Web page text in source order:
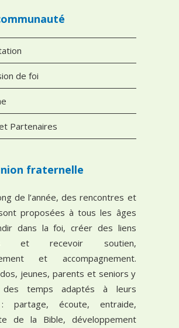
de foi
Partenaires
fraternelle
de l’année, des rencontres et
proposées à tous les âges
dans la foi, créer des liens
et recevoir soutien,
et accompagnement.
jeunes, parents et seniors y
des temps adaptés à leurs
partage, écoute, entraide,
de la Bible, développement